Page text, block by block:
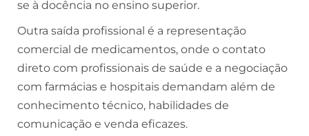
se à docência no ensino superior.
Outra saída profissional é a representação
comercial de medicamentos, onde o contato
direto com profissionais de saúde e a negociação
com farmácias e hospitais demandam além de
conhecimento técnico, habilidades de
comunicação e venda eficazes.